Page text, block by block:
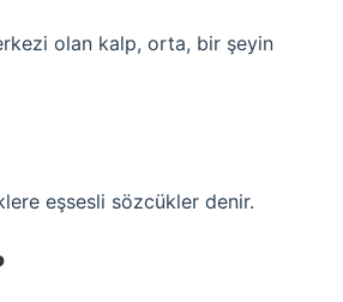
olan kalp, orta, bir şeyin
eşsesli sözcükler denir.